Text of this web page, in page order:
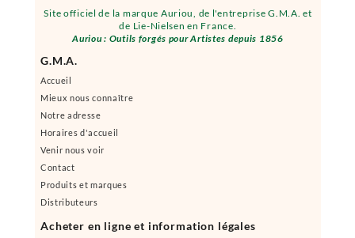
Site officiel de la marque Auriou, de l'entreprise G.M.A. et
de Lie-Nielsen en France.
Auriou : Outils forgés pour Artistes depuis 1856
G.M.A.
Accueil
Mieux nous connaître
Notre adresse
Horaires d'accueil
Venir nous voir
Contact
Produits et marques
Distributeurs
Acheter en ligne et information légales